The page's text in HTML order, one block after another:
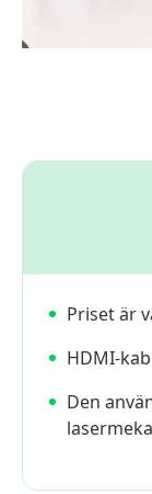
Priset är
HDMI-
Den